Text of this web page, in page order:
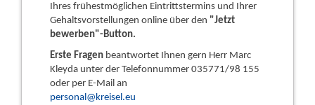
Ihres frühestmöglichen Eintrittstermins und Ihrer
Gehaltsvorstellungen online über den "Jetzt
bewerben"-Button.
Erste Fragen beantwortet Ihnen gern Herr Marc
Kleyda unter der Telefonnummer 035771/98 155
oder per E-Mail an
personal@kreisel.eu